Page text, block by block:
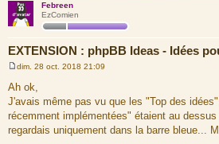
Febreen
EzComien
EXTENSION : phpBB Ideas - Idées
s
s
g
e
dim. 28 oct. 2018 21:09
Ah ok,
J'avais même pas vu que les "Top des
récemment implémentées" étaient au
regardais uniquement dans la barre bleue...